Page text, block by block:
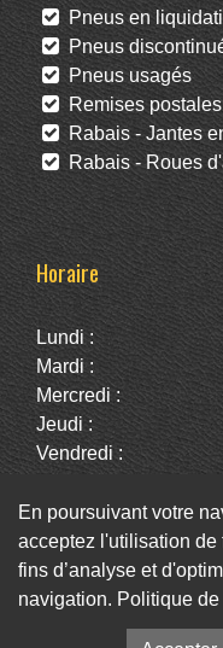
Pneus en
Pneus
Pneus usagés
Remises
Rabais - Jantes
Rabais - Roues
Horaire
Lundi :
Mardi :
Mercredi :
Jeudi :
Vendredi :
Dimanche :
Facebook
En poursuivant votre
acceptez l'utilisation
fins d’analyse et
navigation. Politique